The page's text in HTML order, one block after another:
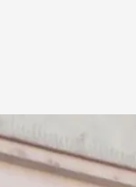
Cuatro